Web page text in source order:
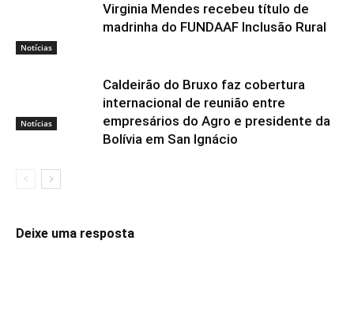
Notícias
Virginia Mendes recebeu título de
madrinha do FUNDAAF Inclusão Rural
Notícias
Caldeirão do Bruxo faz cobertura
internacional de reunião entre
empresários do Agro e presidente da
Bolívia em San Ignácio
Deixe uma resposta